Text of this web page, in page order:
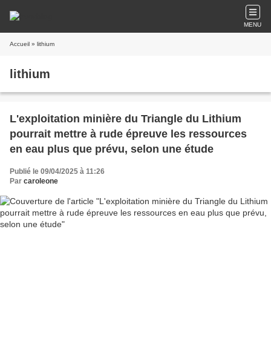
MENU
Accueil » lithium
lithium
L'exploitation minière du Triangle du Lithium
pourrait mettre à rude épreuve les ressources
en eau plus que prévu, selon une étude
Publié le 09/04/2025 à 11:26
Par caroleone